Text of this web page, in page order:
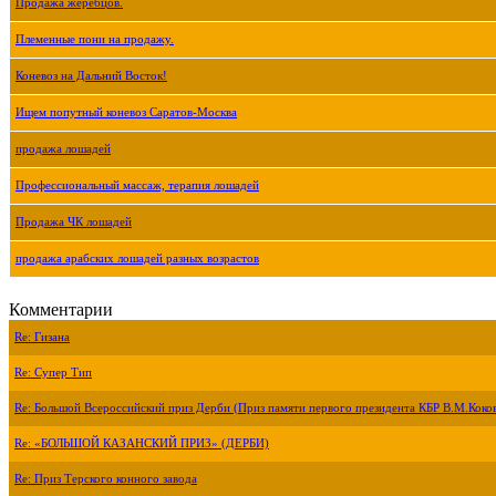
Продажа жеребцов.
Племенные пони на продажу.
Коневоз на Дальний Восток!
Ищем попутный коневоз Саратов-Москва
продажа лошадей
Профессиональный массаж, терапия лошадей
Продажа ЧК лошадей
продажа арабских лошадей разных возрастов
Комментарии
Re: Гизана
Re: Супер Тип
Re: Большой Всероссийский приз Дерби (Приз памяти первого президента КБР
Re: «БОЛЬШОЙ КАЗАНСКИЙ ПРИЗ» (ДЕРБИ)
Re: Приз Терского конного завода